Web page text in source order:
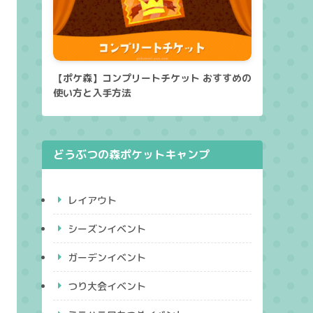
【ポケ森】コンプリートチケット おすすめの
使い方と入手方法
どうぶつの森ポケットキャンプ
レイアウト
シーズンイベント
ガーデンイベント
つり大会イベント